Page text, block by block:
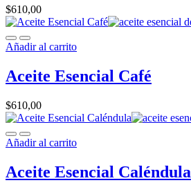
$610,00
Añadir al carrito
Aceite Esencial Café
$610,00
Añadir al carrito
Aceite Esencial Caléndula